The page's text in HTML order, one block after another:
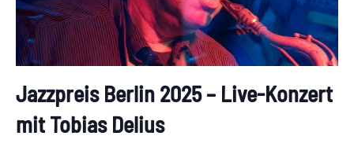
Jazzpreis Berlin 2025 – Live-Konzert
mit Tobias Delius